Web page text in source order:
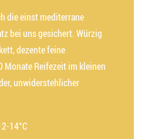
die einst mediterrane
bei uns gesichert. Würzig
dezente feine
Monate Reifezeit im kleinen
unwiderstehlicher
14°C